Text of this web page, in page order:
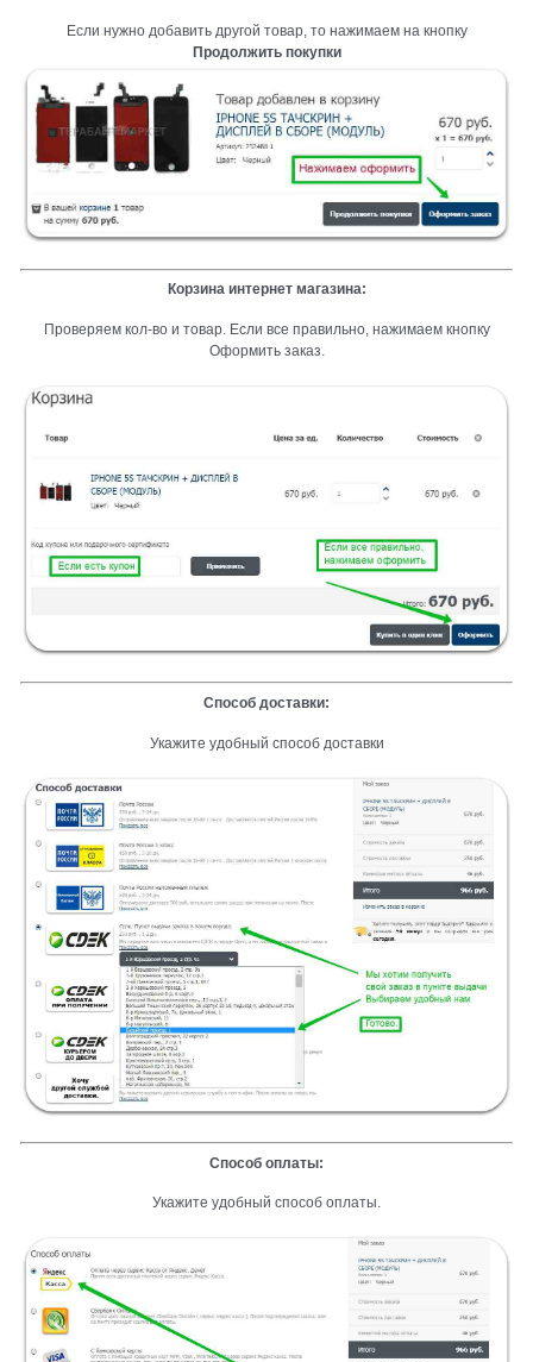
Если нужно добавить другой товар, то нажимаем на кнопку
Продолжить покупки
Корзина интернет магазина:
Проверяем кол-во и товар. Если все правильно, нажимаем кнопку
Оформить заказ.
Способ доставки:
Укажите удобный способ доставки
Способ оплаты:
Укажите удобный способ оплаты.